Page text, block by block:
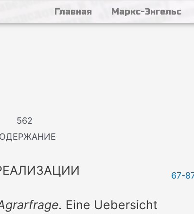
Главная Маркс-Энгельс
562
67-
Eine Uebersicht